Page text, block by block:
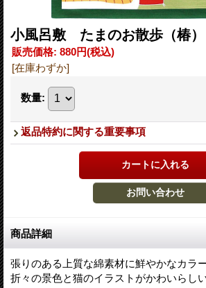
小風呂敷 たまのお散歩（椿）
販売価格: 880円(税込)
[在庫わずか]
数量:
返品特約に関する重要事項
商品詳細
張りのある上質な綿素材に鮮やかなカラ
折々の景色と猫のイラストがかわいらし